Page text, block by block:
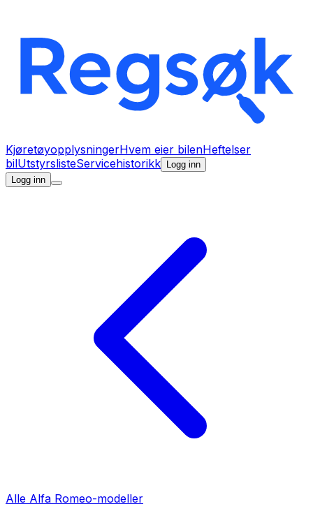
KjøretøyopplysningerHvem eier bilenHeftelser
bilUtstyrslisteServicehistorikk Logg inn
Logg inn
Alle Alfa Romeo-modeller